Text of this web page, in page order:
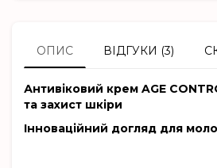
ОПИС ВІДГУКИ (3)
Антивіковий крем AGE
та захист шкіри
Інноваційний догляд для